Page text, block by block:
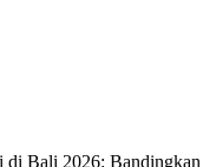
di Bali 2026: Bandingkan